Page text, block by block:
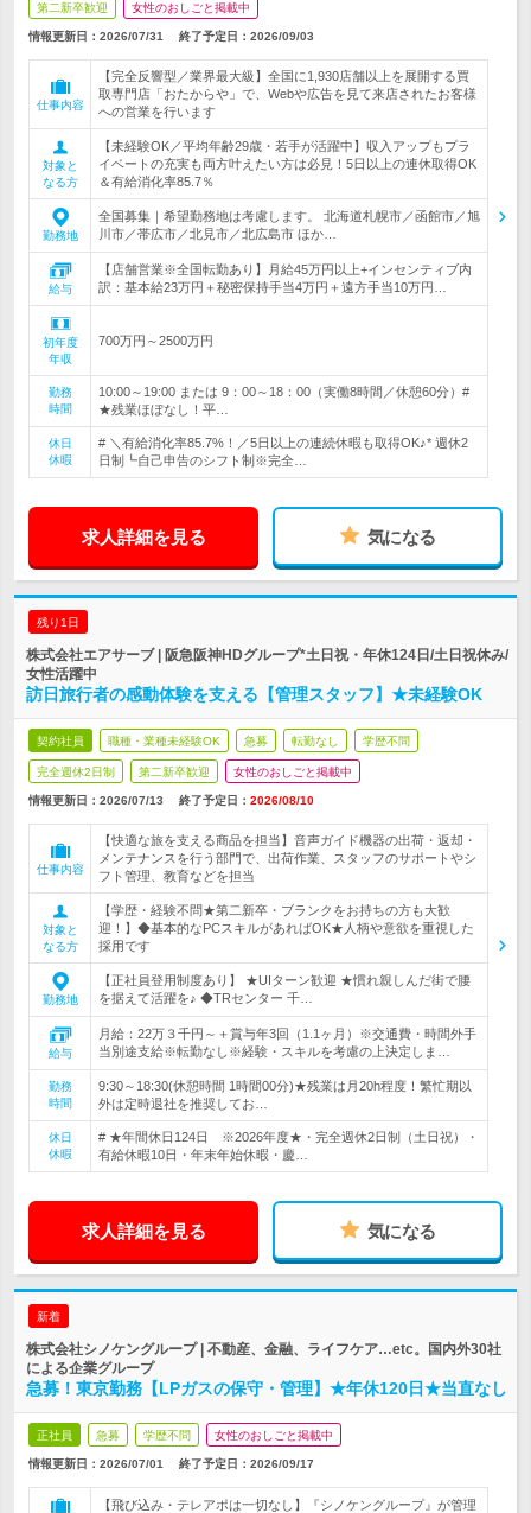
第二新卒歓迎 女性のおしごと掲載中
情報更新日：2026/07/31 終了予定日： 2026/09/03
仕事内容
【完全反響型／業界最大級】全国に1,930店舗以上を展開する買
取専門店「おたからや」で、Webや広告を見て来店されたお客様
への営業を行います
対象と
なる方
【未経験OK／平均年齢29歳・若手が活躍中】収入アップもプラ
イベートの充実も両方叶えたい方は必見！5日以上の連休取得OK
＆有給消化率85.7％
勤務地
全国募集｜希望勤務地は考慮します。 北海道札幌市／函館市／旭
川市／帯広市／北見市／北広島市 ほか…
給与
【店舗営業※全国転勤あり】月給45万円以上+インセンティブ内
訳：基本給23万円＋秘密保持手当4万円＋遠方手当10万円…
初年度
年収
700万円～2500万円
勤務
時間
10:00～19:00 または 9：00～18：00（実働8時間／休憩60分）#
★残業ほぼなし！平…
休日
休暇
# ＼有給消化率85.7%！／5日以上の連続休暇も取得OK♪* 週休2
日制┗自己申告のシフト制※完全…
求人詳細を見る 気になる
残り1日
株式会社エアサーブ | 阪急阪神HDグループ*土日祝・年休124日/土日祝休み/
女性活躍中
訪日旅行者の感動体験を支える【管理スタッフ】★未経験OK
契約社員 職種・業種未経験OK 急募 転勤なし 学歴不問
完全週休2日制 第二新卒歓迎 女性のおしごと掲載中
情報更新日：2026/07/13 終了予定日： 2026/08/10
仕事内容
【快適な旅を支える商品を担当】音声ガイド機器の出荷・返却・
メンテナンスを行う部門で、出荷作業、スタッフのサポートやシ
フト管理、教育などを担当
対象と
なる方
【学歴・経験不問★第二新卒・ブランクをお持ちの方も大歓
迎！】◆基本的なPCスキルがあればOK★人柄や意欲を重視した
採用です
勤務地
【正社員登用制度あり】 ★UIターン歓迎 ★慣れ親しんだ街で腰
を据えて活躍を♪ ◆TRセンター 千…
給与
月給：22万３千円～＋賞与年3回（1.1ヶ月）※交通費・時間外手
当別途支給※転勤なし※経験・スキルを考慮の上決定しま…
勤務
時間
9:30～18:30(休憩時間 1時間00分)★残業は月20h程度！繁忙期以
外は定時退社を推奨してお…
休日
休暇
# ★年間休日124日 ※2026年度★・完全週休2日制（土日祝）・
有給休暇10日・年末年始休暇・慶…
求人詳細を見る 気になる
新着
株式会社シノケングループ | 不動産、金融、ライフケア…etc。国内外30社
による企業グループ
急募！東京勤務【LPガスの保守・管理】★年休120日★当直なし
正社員 急募 学歴不問 女性のおしごと掲載中
情報更新日：2026/07/01 終了予定日： 2026/09/17
【飛び込み・テレアポは一切なし】『シノケングループ』が管理